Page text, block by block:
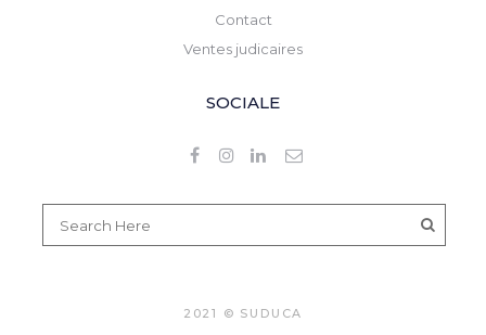
Contact
Ventes judicaires
SOCIALE
2021 © SUDUCA